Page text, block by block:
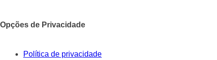
Opções de Privacidade
Política de privacidade